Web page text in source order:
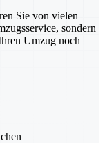
Sie von vielen
sondern
Umzug noch